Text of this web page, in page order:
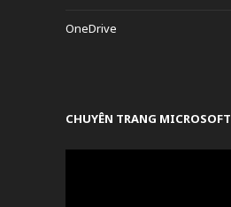
OneDrive
CHUYÊN TRANG MICROSOFT